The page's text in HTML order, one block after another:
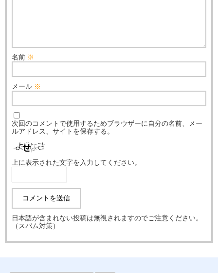
名前 ※
メール ※
次回のコメントで使用するためブラウザーに自分の名前、メー
ルアドレス、サイトを保存する。
上に表示された文字を入力してください。
日本語が含まれない投稿は無視されますのでご注意ください。
（スパム対策）